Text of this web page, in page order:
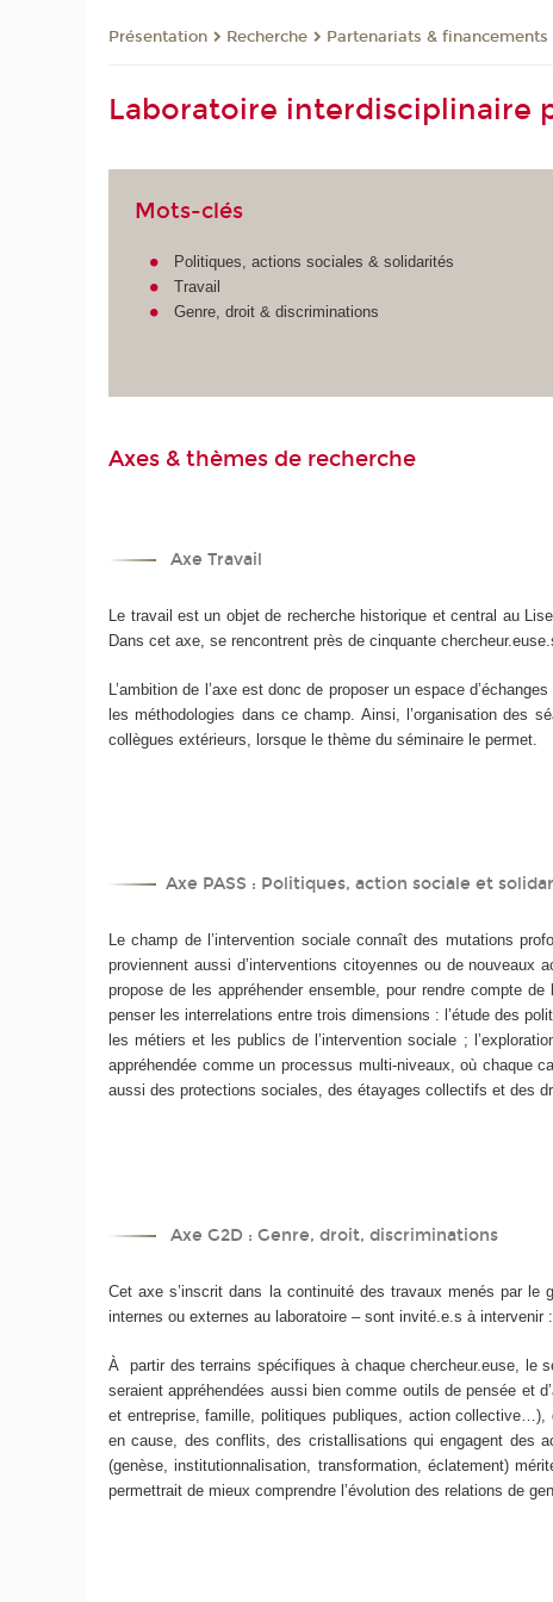
Présentation Recherche Partenariats & financements
Laboratoire interdisciplinaire
Mots-clés
Politiques, actions sociales & solidarités
Travail
Genre, droit & discriminations
Axes & thèmes de recherche
Axe Travail
Le travail est un objet de recherche historique et central au
Dans cet axe, se rencontrent près de cinquante
L’ambition de l’axe est donc de proposer un espace
les méthodologies dans ce champ. Ainsi, l’organisation des
collègues extérieurs, lorsque le thème du séminaire le permet.
Axe PASS : Politiques, action sociale et
Le champ de l’intervention sociale connaît des mutations
proviennent aussi d’interventions citoyennes ou de nouveaux
propose de les appréhender ensemble, pour rendre compte
penser les interrelations entre trois dimensions : l’étude des
les métiers et les publics de l’intervention sociale ;
appréhendée comme un processus multi-niveaux, où chaque
aussi des protections sociales, des étayages collectifs et des
Axe G2D : Genre, droit, discriminations
Cet axe s’inscrit dans la continuité des travaux menés par le
internes ou externes au laboratoire – sont invité.e.s à
À partir des terrains spécifiques à chaque chercheur.euse, le
seraient appréhendées aussi bien comme outils de pensée et
et entreprise, famille, politiques publiques, action
en cause, des conflits, des cristallisations qui engagent des
(genèse, institutionnalisation, transformation, éclatement)
permettrait de mieux comprendre l’évolution des relations de